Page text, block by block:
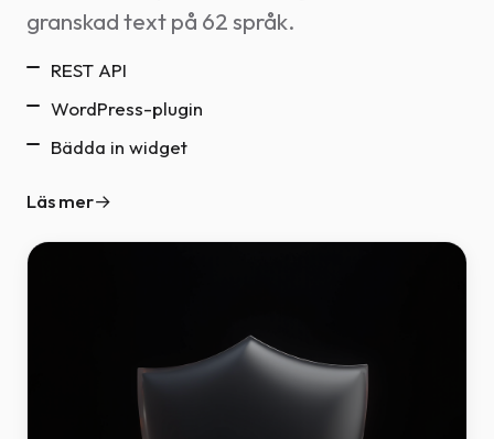
granskad text på 62 språk.
REST API
WordPress-plugin
Bädda in widget
Läs mer